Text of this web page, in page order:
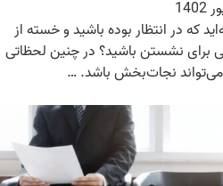
که در انتظار بوده باشید و خسته از
نشستن باشید؟ در چنین لحظاتی
نجات‌بخش باشد. …